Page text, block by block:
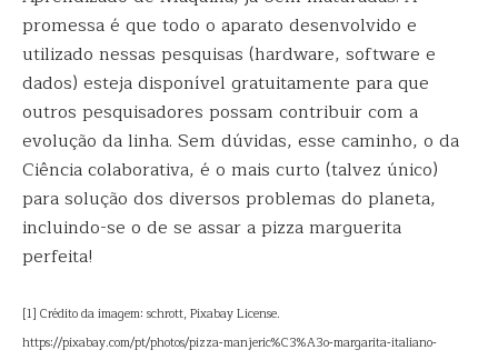
promessa é que todo o aparato desenvolvido e
utilizado nessas pesquisas (hardware, software e
dados) esteja disponível gratuitamente para que
outros pesquisadores possam contribuir com a
evolução da linha. Sem dúvidas, esse caminho, o da
Ciência colaborativa, é o mais curto (talvez único)
para solução dos diversos problemas do planeta,
incluindo-se o de se assar a pizza marguerita
perfeita!
[1] Crédito da imagem: schrott, Pixabay License.
https://pixabay.com/pt/photos/pizza-manjeric%C3%A3o-margarita-italiano-